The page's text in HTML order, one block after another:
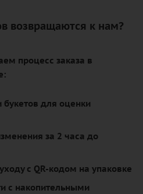
возвращаются к нам?
процесс заказа в
для оценки
за 2 часа до
с QR-кодом на упаковке
с накопительными